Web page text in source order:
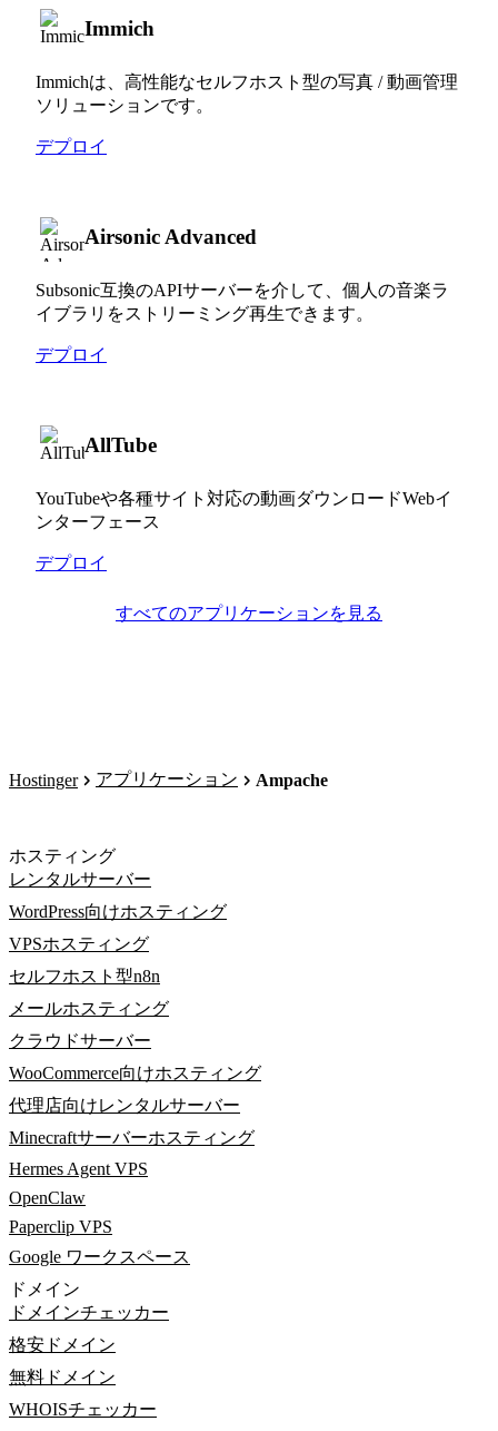
Immich
Immichは、高性能なセルフホスト型の写真 / 動画管理
ソリューションです。
デプロイ
Airsonic Advanced
Subsonic互換のAPIサーバーを介して、個人の音楽ラ
イブラリをストリーミング再生できます。
デプロイ
AllTube
YouTubeや各種サイト対応の動画ダウンロードWebイ
ンターフェース
デプロイ
すべてのアプリケーションを見る
Hostinger アプリケーション Ampache
ホスティング
レンタルサーバー
WordPress向けホスティング
VPSホスティング
セルフホスト型n8n
メールホスティング
クラウドサーバー
WooCommerce向けホスティング
代理店向けレンタルサーバー
Minecraftサーバーホスティング
Hermes Agent VPS
OpenClaw
Paperclip VPS
Google ワークスペース
ドメイン
ドメインチェッカー
格安ドメイン
無料ドメイン
WHOISチェッカー